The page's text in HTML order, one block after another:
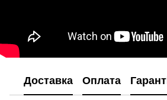
Доставка Оплата